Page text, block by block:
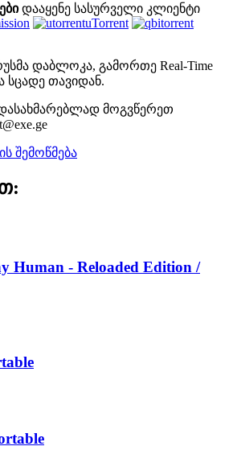
დააყენე სასურველი კლიენტი
uTorrent
დაბლოკა, გამორთე Real-Time
თავიდან.
მოგვწერეთ
Human - Reloaded Edition /